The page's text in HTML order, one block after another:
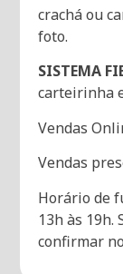
crachá ou
foto.
SISTEMA
carteirinha
Vendas
Vendas
Horário de
13h às 19h.
confirmar